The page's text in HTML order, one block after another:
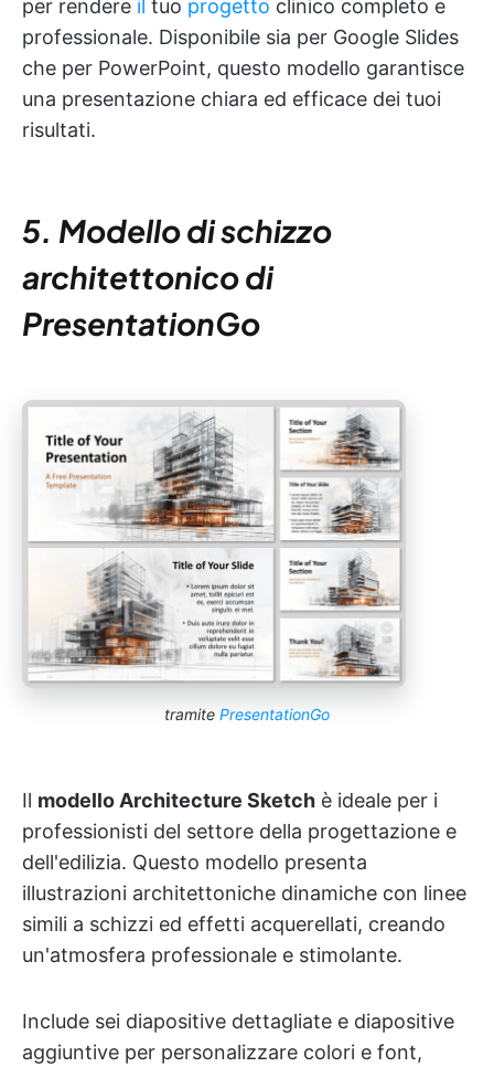
per rendere il tuo progetto clinico completo e
professionale. Disponibile sia per Google Slides
che per PowerPoint, questo modello garantisce
una presentazione chiara ed efficace dei tuoi
risultati.
5. Modello di schizzo
architettonico di
PresentationGo
tramite PresentationGo
Il modello Architecture Sketch è ideale per i
professionisti del settore della progettazione e
dell'edilizia. Questo modello presenta
illustrazioni architettoniche dinamiche con linee
simili a schizzi ed effetti acquerellati, creando
un'atmosfera professionale e stimolante.
Include sei diapositive dettagliate e diapositive
aggiuntive per personalizzare colori e font,